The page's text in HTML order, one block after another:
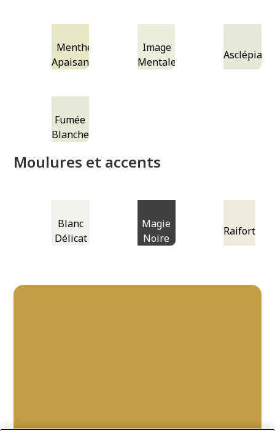
Menthe
Apaisante
Image
Mentale
Asclépiade
Fumée
Blanche
Moulures et accents
Blanc
Délicat
Magie
Noire
Raifort